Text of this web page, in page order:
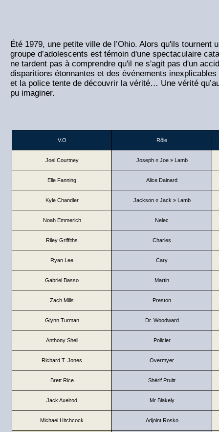
Été 1979, une petite ville de l’Ohio. Alors qu'ils tournent
groupe d’adolescents est témoin d'une spectaculaire
ne tardent pas à comprendre qu'il ne s'agit pas d'un
disparitions étonnantes et des événements
et la police tente de découvrir la vérité… Une vérité
pu imaginer.
V.O Rôle
Joel Courtney Joseph « Joe » Lamb
Elle Fanning Alice Dainard
Kyle Chandler Jackson « Jack » Lamb
Noah Emmerich Nelec
Riley Griffiths Charles
Ryan Lee Cary
Gabriel Basso Martin
Zach Mills Preston
Glynn Turman Dr. Woodward
Anthony Shell Policier
Richard T. Jones Overmyer
Brett Rice Shérif Pruitt
Jack Axelrod Mr Blakely
Michael Hitchcock Adjoint Rosko